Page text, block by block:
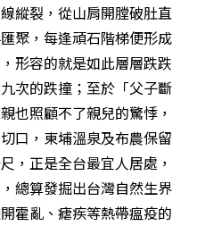
縱裂，從山肩開膛破肚直
聚，每逢頑石階梯便形成
形容的就是如此層層跌跌
次的跌撞；至於「父子斷
也照顧不了親兒的驚悸，
口，東埔溫泉及布農保留
，正是全台最宜人居處，
總算發掘出台灣自然生界
霍亂、瘧疾等熱帶瘟疫的